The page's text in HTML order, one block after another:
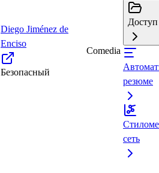
Diego Jiménez de
Enciso
Безопасный
Comedia
Доступ
резюме
сеть